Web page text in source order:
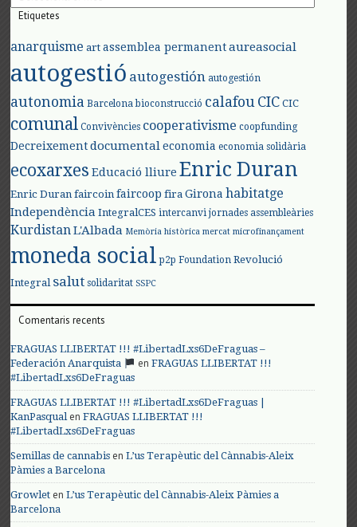
Etiquetes
anarquisme art assemblea permanent aureasocial
autogestió autogestión autogestión
autonomia Barcelona bioconstrucció calafouCIC CIC
comunal Convivències cooperativisme coopfunding
Decreixement documental economia economia solidària
ecoxarxes Educació lliure Enric Duran
Enric Duran faircoin faircoop fira Girona habitatge
Independència IntegralCES intercanvi jornades assembleàries
KurdistanL'Albada Memòria històrica mercat microfinançament
moneda social p2p Foundation Revolució
Integral salut solidaritat SSPC
Comentaris recents
FRAGUAS LLIBERTAT !!! #LibertadLxs6DeFraguas –
Federación Anarquista
enFRAGUAS LLIBERTAT !!!
#LibertadLxs6DeFraguas
FRAGUAS LLIBERTAT !!! #LibertadLxs6DeFraguas |
KanPasqualenFRAGUAS LLIBERTAT !!!
#LibertadLxs6DeFraguas
Semillas de cannabis enL’us Terapèutic del Cànnabis-Aleix
Pàmies a Barcelona
Growlet enL’us Terapèutic del Cànnabis-Aleix Pàmies a
Barcelona